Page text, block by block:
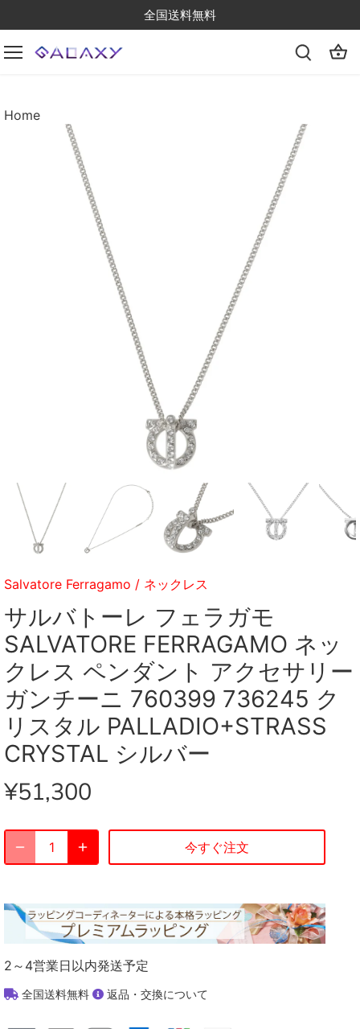
to
content
全国送料無料
Home
Salvatore Ferragamo / ネックレス
サルバトーレ フェラガモ
SALVATORE FERRAGAMO ネッ
クレス ペンダント アクセサリー
ガンチーニ 760399 736245 ク
リスタル PALLADIO+STRASS
CRYSTAL シルバー
¥51,300
今すぐ注文
2～4営業日以内発送予定
全国送料無料 返品・交換について